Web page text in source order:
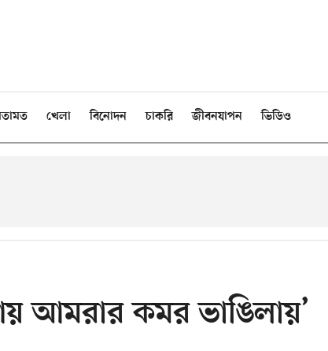
খেলা বিনোদন চাকরি জীবনযাপন ভিডিও
আমরার কমর ভাঙিলায়’